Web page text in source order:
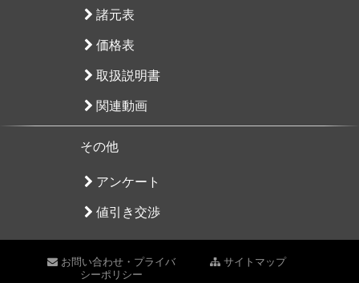
諸元表
価格表
取扱説明書
関連動画
その他
アンケート
値引き交渉
お問い合わせ・プライバ
シーポリシー
サイトマップ